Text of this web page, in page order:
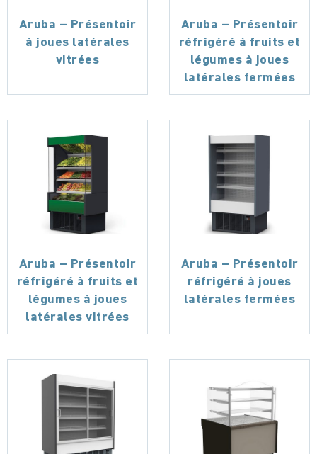
Aruba – Présentoir
à joues latérales
vitrées
Aruba – Présentoir
réfrigéré à fruits et
légumes à joues
latérales fermées
Aruba – Présentoir
réfrigéré à fruits et
légumes à joues
latérales vitrées
Aruba – Présentoir
réfrigéré à joues
latérales fermées